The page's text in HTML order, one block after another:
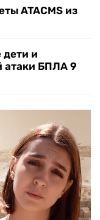
ATACMS из
и
атаки БПЛА 9